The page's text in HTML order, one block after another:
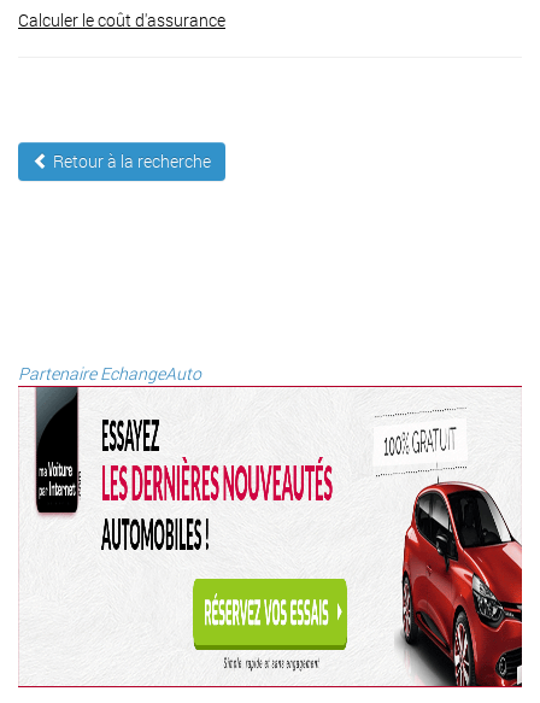
Calculer le coût d'assurance
Retour à la recherche
Partenaire EchangeAuto